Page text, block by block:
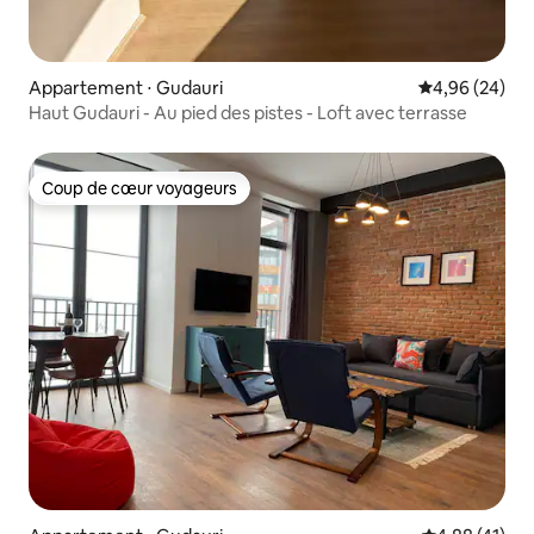
Appartement ⋅ Gudauri Évaluation
4,96 (24)
Haut Gudauri - Au pied des pistes - Loft avec terrasse
Coup de cœur voyageurs
Coup de cœur voyageurs